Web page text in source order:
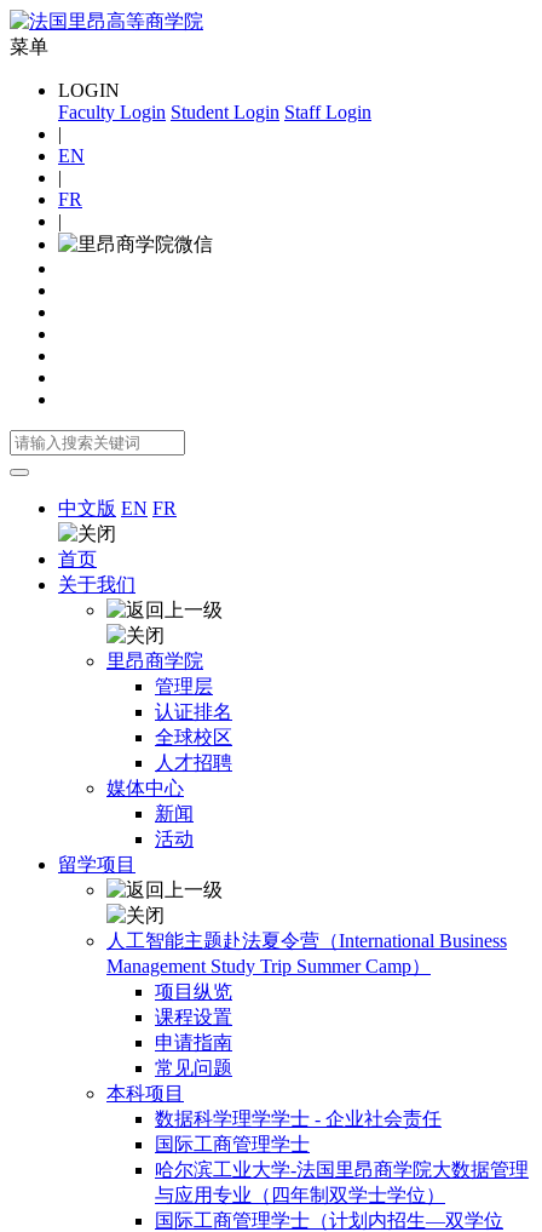
菜单
LOGIN
Faculty Login Student Login Staff Login
|
EN
|
FR
|
中文版 EN FR
首页
关于我们
里昂商学院
管理层
认证排名
全球校区
人才招聘
媒体中心
新闻
活动
留学项目
人工智能主题赴法夏令营（International Business
Management Study Trip Summer Camp）
项目纵览
课程设置
申请指南
常见问题
本科项目
数据科学理学学士 - 企业社会责任
国际工商管理学士
哈尔滨工业大学-法国里昂商学院大数据管理
与应用专业（四年制双学士学位）
国际工商管理学士（计划内招生—双学位